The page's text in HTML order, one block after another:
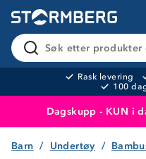
Søk etter
Rask levering
100
Dagskupp - KUN i
Produktet er
Barn Undertøy